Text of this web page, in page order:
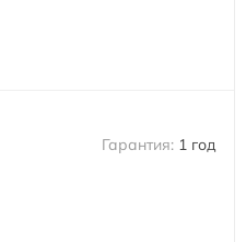
1 год